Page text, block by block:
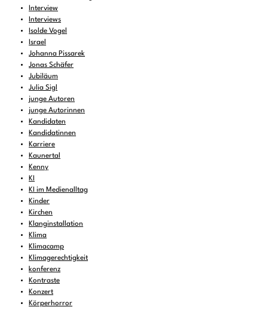
Interview
Interviews
Isolde Vogel
Israel
Johanna Pissarek
Jonas Schäfer
Jubiläum
Julia Sigl
junge Autoren
junge Autorinnen
Kandidaten
Kandidatinnen
Karriere
Kaunertal
Kenny
KI
KI im Medienalltag
Kinder
Kirchen
Klanginstallation
Klima
Klimacamp
Klimagerechtigkeit
konferenz
Kontraste
Konzert
Körperhorror